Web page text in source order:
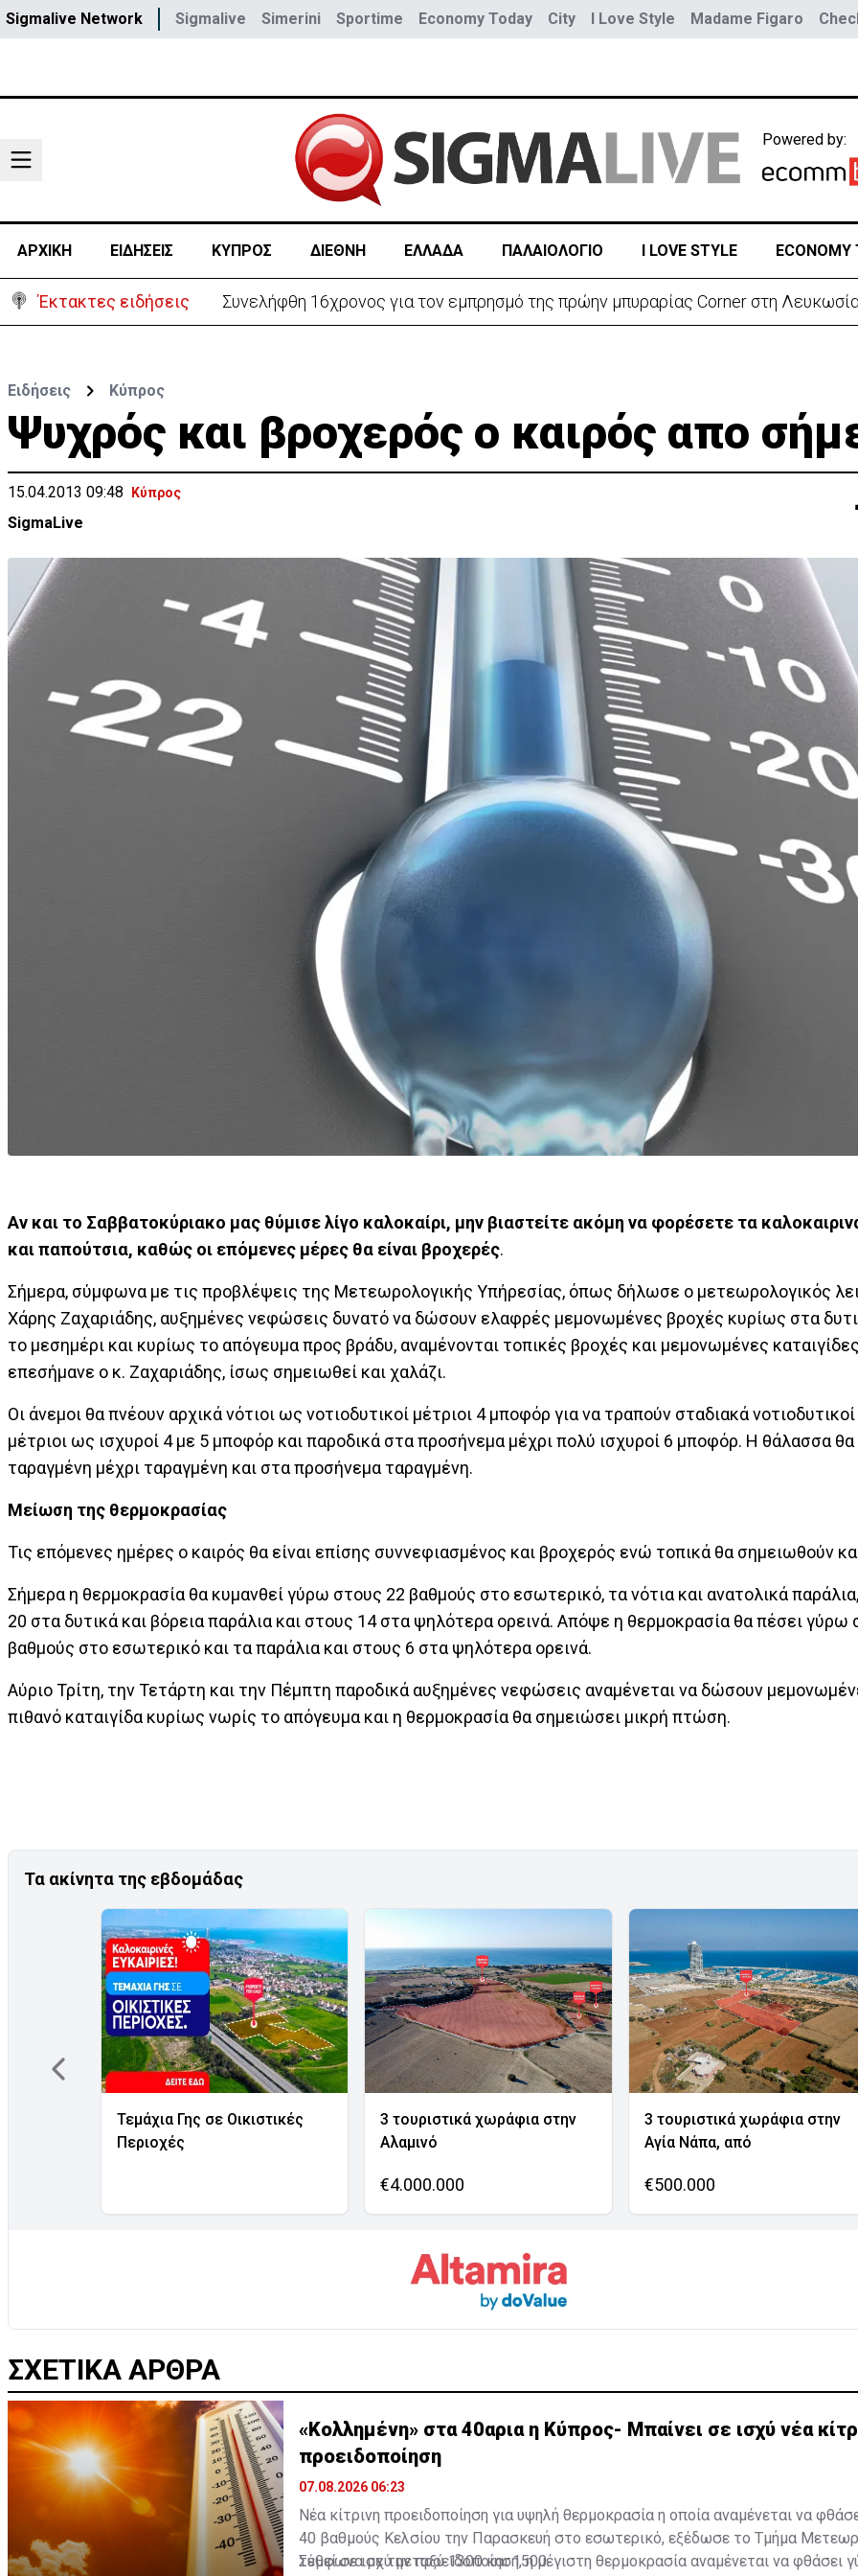
Sigmalive Network Sigmalive Simerini Sportime Economy Today City I Love Style Madame Figaro
Powered by:
ΑΡΧΙΚΗ ΕΙΔΗΣΕΙΣ ΚΥΠΡΟΣ ΔΙΕΘΝΗ ΕΛΛΑΔΑ ΠΑΛΑΙΟΛΟΓΙΟ I LOVE STYLE ECONOMY
Έκτακτες ειδήσεις Έκκληση για 37χρονη μητέρα τριών παιδιών - Δίνει μάχη με σπάνια μορφή
Ειδήσεις Κύπρος
Ψυχρός και βροχερός ο καιρός απο
15.04.2013 09:48 Κύπρος
SigmaLive
Αν και το Σαββατοκύριακο μας θύμισε λίγο καλοκαίρι, μην βιαστείτε ακόμη να φορέσετε τα
και παπούτσια, καθώς οι επόμενες μέρες θα είναι βροχερές.
Σήμερα, σύμφωνα με τις προβλέψεις της Μετεωρολογικής Υπήρεσίας, όπως δήλωσε ο μετεωρολογικός
Χάρης Ζαχαριάδης, αυξημένες νεφώσεις δυνατό να δώσουν ελαφρές μεμονωμένες βροχές κυρίως στα
το μεσημέρι και κυρίως το απόγευμα προς βράδυ, αναμένονται τοπικές βροχές και μεμονωμένες
επεσήμανε ο κ. Ζαχαριάδης, ίσως σημειωθεί και χαλάζι.
Οι άνεμοι θα πνέουν αρχικά νότιοι ως νοτιοδυτικοί μέτριοι 4 μποφόρ για να τραπούν σταδιακά
μέτριοι ως ισχυροί 4 με 5 μποφόρ και παροδικά στα προσήνεμα μέχρι πολύ ισχυροί 6 μποφόρ. Η θάλασσα θα
ταραγμένη μέχρι ταραγμένη και στα προσήνεμα ταραγμένη.
Μείωση της θερμοκρασίας
Τις επόμενες ημέρες ο καιρός θα είναι επίσης συννεφιασμένος και βροχερός ενώ τοπικά θα σημειωθούν
Σήμερα η θερμοκρασία θα κυμανθεί γύρω στους 22 βαθμούς στο εσωτερικό, τα νότια και ανατολικά
20 στα δυτικά και βόρεια παράλια και στους 14 στα ψηλότερα ορεινά. Απόψε η θερμοκρασία θα πέσει γύρω
βαθμούς στο εσωτερικό και τα παράλια και στους 6 στα ψηλότερα ορεινά.
Αύριο Τρίτη, την Τετάρτη και την Πέμπτη παροδικά αυξημένες νεφώσεις αναμένεται να δώσουν
πιθανό καταιγίδα κυρίως νωρίς το απόγευμα και η θερμοκρασία θα σημειώσει μικρή πτώση.
Τα ακίνητα της εβδομάδας
Τεμάχια Γης σε Οικιστικές
Περιοχές
3 τουριστικά χωράφια στην
Αλαμινό
€4.000.000
3 τουριστικά χωράφια στην
Αγία Νάπα, από
€500.000
ΣΧΕΤΙΚΑ ΑΡΘΡΑ
«Κολλημένη» στα 40αρια η Κύπρος- Μπαίνει σε ισχύ νέα
προειδοποίηση
07.08.2026 06:23
Νέα κίτρινη προειδοποίηση για υψηλή θερμοκρασία η οποία αναμένεται να
40 βαθμούς Κελσίου την Παρασκευή στο εσωτερικό, εξέδωσε το Τμήμα
τεθεί σε ισχύ μεταξύ 1300 και 1500.
Σύμφωνα με την προειδοποίηση, η μέγιστη θερμοκρασία αναμένεται να φθάσει